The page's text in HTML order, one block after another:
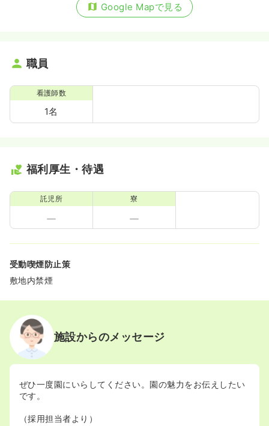
Google Mapで見る
職員
看護師数
1名
福利厚生・待遇
託児所 寮
受動喫煙防止策
敷地内禁煙
施設からのメッセージ
ぜひ一度園にいらしてください。園の魅力をお伝えしたい
です。
（採用担当者より）